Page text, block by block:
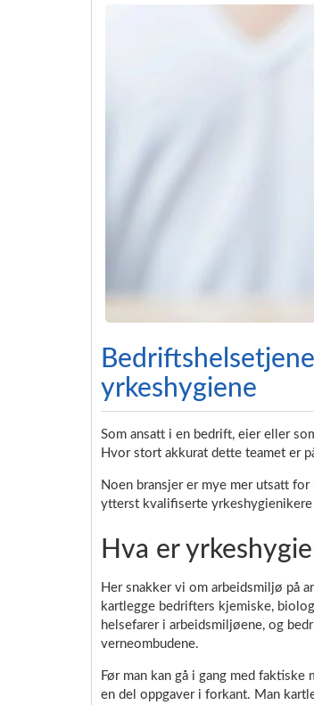
yrkeshygiene
Som ansatt i en bedrift, eier eller
Hvor stort akkurat dette teamet er
Noen bransjer er mye mer utsatt
ytterst kvalifiserte yrkeshygienikere
Hva er
Her snakker vi om arbeidsmiljø på
kartlegge bedrifters kjemiske,
helsefarer i arbeidsmiljøene, og
verneombudene.
Før man kan gå i gang med
en del oppgaver i forkant. Man